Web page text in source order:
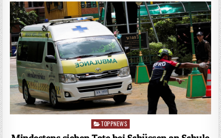
Posted
in
TOPPNEWS